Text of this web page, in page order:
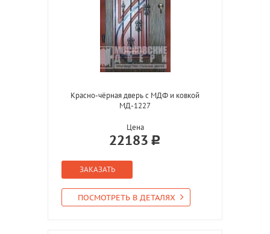
Красно-чёрная дверь с МДФ и ковкой
МД-1227
Цена
22183
ЗАКАЗАТЬ
ПОСМОТРЕТЬ В ДЕТАЛЯХ